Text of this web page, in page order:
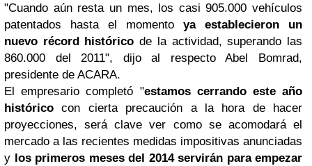
"Cuando aún resta un mes, los casi 905.000 vehículos
patentados hasta el momento ya establecieron un
nuevo récord histórico de la actividad, superando las
860.000 del 2011", dijo al respecto Abel Bomrad,
presidente de ACARA.
El empresario completó "estamos cerrando este año
histórico con cierta precaución a la hora de hacer
proyecciones, será clave ver como se acomodará el
mercado a las recientes medidas impositivas anunciadas
y los primeros meses del 2014 servirán para empezar